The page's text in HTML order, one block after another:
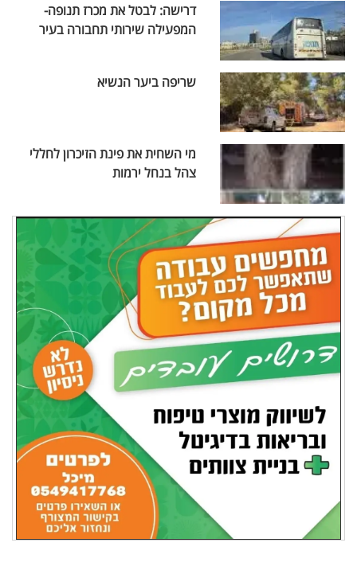
דרישה: לבטל את מכרז תנופה-
המפעילה שירותי תחבורה בעיר
שריפה ביער הנשיא
מי השחית את פינת הזיכרון לחללי
צהל בנחל ירמות